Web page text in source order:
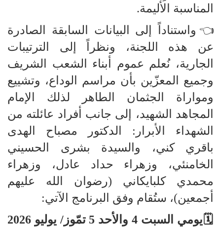
المناسبة الأليمة.
👈واستناداً إلى البيانات السابقة الصادرة
عن هذه اللجنة، ونظراً إلى الترتيبات
الجارية، نُعلم عموم أبناء الشعب الشريف
وجميع المعزّين بأن مراسم الوداع، وتشييع
ومواراة الجثمان الطاهر لذلك الإمام
المجاهد الشهيد، إلى جانب أفراد عائلته من
الشهداء الأبرار: الدكتور مصباح الهدى
باقري كني، والسيدة بشرى الحسيني
الخامنئي، وزهراء حداد عادل، وزهراء
محمدي كلبايكاني (رضوان الله عليهم
أجمعين)، ستُقام وفق البرنامج الآتي:
🗓يومي السبت 4 والأحد 5 تمّوز/ يوليو 2026